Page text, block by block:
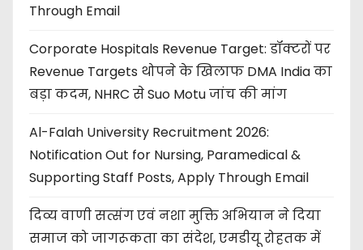
Through Email
Corporate Hospitals Revenue Target: डॉक्टरों पर
Revenue Targets थोपने के खिलाफ DMA India का
बड़ा कदम, NHRC से Suo Motu जांच की मांग
Al-Falah University Recruitment 2026:
Notification Out for Nursing, Paramedical &
Supporting Staff Posts, Apply Through Email
दिव्य वाणी सत्संग एवं नशा मुक्ति अभियान ने दिया
समाज को जागरूकता का संदेश, एमडीयू रोहतक में